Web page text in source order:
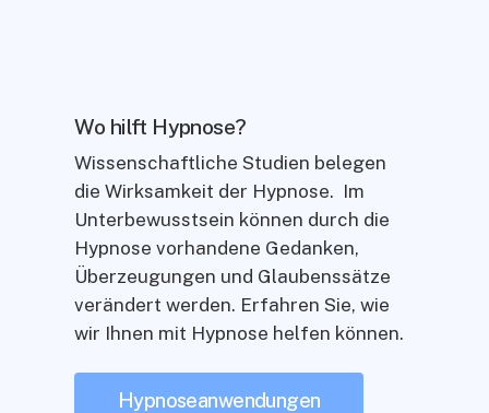
Wo hilft Hypnose?
Wissenschaftliche Studien belegen
die Wirksamkeit der Hypnose. Im
Unterbewusstsein können durch die
Hypnose vorhandene Gedanken,
Überzeugungen und Glaubenssätze
verändert werden. Erfahren Sie, wie
wir Ihnen mit Hypnose helfen können.
Hypnoseanwendungen